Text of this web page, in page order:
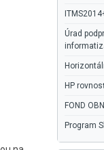
Úrad
HP
FOND
Program